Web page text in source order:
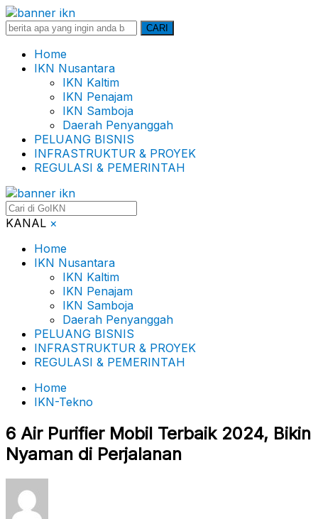
Search
CARI
Home
IKN Nusantara
IKN Kaltim
IKN Penajam
IKN Samboja
Daerah Penyanggah
PELUANG BISNIS
INFRASTRUKTUR & PROYEK
REGULASI & PEMERINTAH
KANAL ×
Home
IKN Nusantara
IKN Kaltim
IKN Penajam
IKN Samboja
Daerah Penyanggah
PELUANG BISNIS
INFRASTRUKTUR & PROYEK
REGULASI & PEMERINTAH
Home
IKN-Tekno
6 Air Purifier Mobil Terbaik 2024, Bikin
Nyaman di Perjalanan